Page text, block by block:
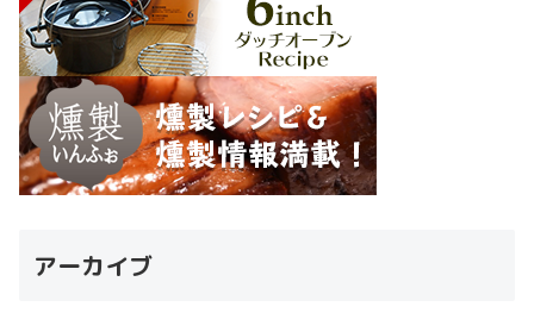
アーカイブ